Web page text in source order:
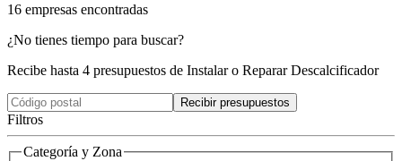
16 empresas encontradas
¿No tienes tiempo para buscar?
Recibe hasta 4 presupuestos de Instalar o Reparar Descalcificador
Recibir presupuestos
Filtros
Categoría y Zona